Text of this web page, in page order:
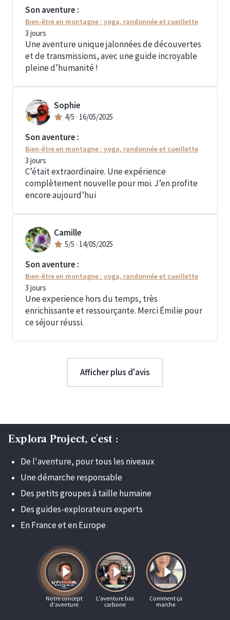
Son aventure :
Bien-être en montagne : yoga, randonnée et cueillette
3 jours
Une aventure unique jalonnées de découvertes
et de transmissions, avec une guide incroyable
pleine d’humanité !
Sophie
4/5 · 16/05/2025
Son aventure :
Bien-être en montagne : yoga, randonnée et cueillette
3 jours
C’était extraordinaire. Une expérience
complètement nouvelle pour moi. J’en profite
encore aujourd’hui
Camille
5/5 · 14/05/2025
Son aventure :
Bien-être en montagne : yoga, randonnée et cueillette
3 jours
Une experience hors du temps, très
enrichissante et ressourçante. Merci Émilie pour
ce séjour réussi.
Afficher plus d'avis
Explora Project, c'est :
De l'aventure, pour tous les niveaux
Une démarche responsable
Des petits groupes à taille humaine
Des guides-explorateurs experts
En France et en Europe